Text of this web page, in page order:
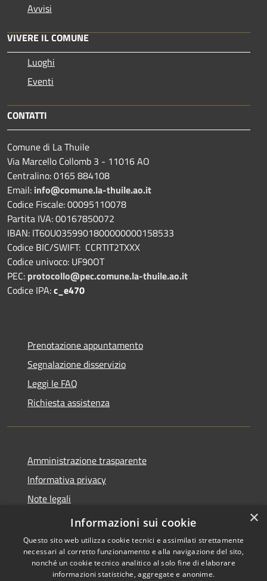
Avvisi
VIVERE IL COMUNE
Luoghi
Eventi
CONTATTI
Comune di La Thuile
Via Marcello Collomb 3 - 11016 AO
Centralino: 0165 884108
Email: info@comune.la-thuile.ao.it
Codice Fiscale: 00095110078
Partita IVA: 00167850072
IBAN: IT60U0359901800000000158533
Codice BIC/SWIFT: CCRTIT2TXXX
Codice univoco: UF90OT
PEC: protocollo@pec.comune.la-thuile.ao.it
Codice IPA:c_e470
Prenotazione appuntamento
Segnalazione disservizio
Leggi le FAQ
Richiesta assistenza
Amministrazione trasparente
Informativa privacy
Note legali
Dichiarazione di accessibilità
Copyright © 2026 • Comune di
×
Informazioni sui cookie
Questo sito web utilizza cookie tecnici e assimilati strettamente
necessari al corretto funzionamento e alla navigazione del sito,
nonché un cookie tecnico analitico al solo fine di elaborare
informazioni statistiche, aggregate e anonime.